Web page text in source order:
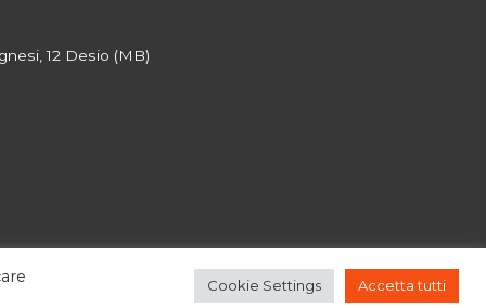
12 Desio (MB)
Cookie Settings Accetta tutti